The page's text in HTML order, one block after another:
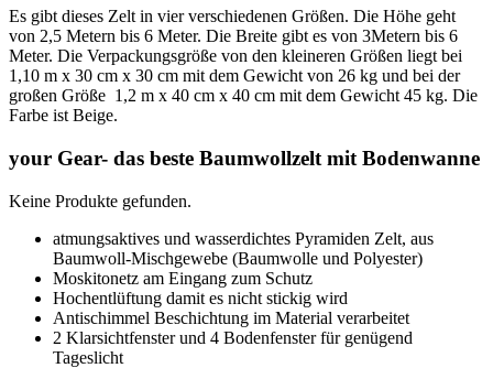
Es gibt dieses Zelt in vier verschiedenen Größen. Die Höhe geht
von 2,5 Metern bis 6 Meter. Die Breite gibt es von 3Metern bis 6
Meter. Die Verpackungsgröße von den kleineren Größen liegt bei
1,10 m x 30 cm x 30 cm mit dem Gewicht von 26 kg und bei der
großen Größe 1,2 m x 40 cm x 40 cm mit dem Gewicht 45 kg. Die
Farbe ist Beige.
your Gear- das beste Baumwollzelt mit Bodenwanne
Keine Produkte gefunden.
atmungsaktives und wasserdichtes Pyramiden Zelt, aus
Baumwoll-Mischgewebe (Baumwolle und Polyester)
Moskitonetz am Eingang zum Schutz
Hochentlüftung damit es nicht stickig wird
Antischimmel Beschichtung im Material verarbeitet
2 Klarsichtfenster und 4 Bodenfenster für genügend
Tageslicht